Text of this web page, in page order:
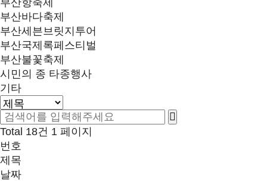
부산항축제
부산바다축제
부산세븐브릿지투어
부산국제록페스티벌
부산불꽃축제
시민의 종 타종행사
기타
Total 18건 1 페이지
번호
제목
날짜